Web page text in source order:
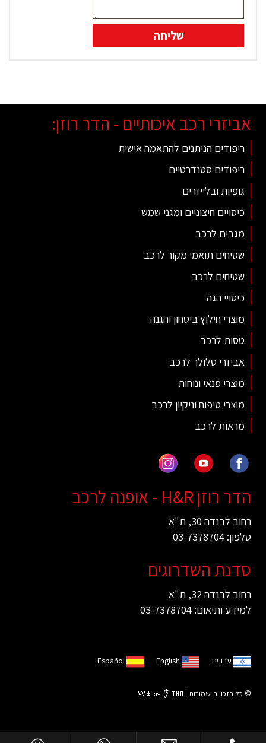
אביזרי רכב איכותיים - הדר רוזן:
ריפודים הניתנים להתאמה אישית
ריפודים סטנדרטיים
גופיות ובלייזרים
כיסויים חיצוניים ומגני שמש
מגבים לרכב
שטיחים תואמי מקור לרכב
שטיחים לרכב
כיסויי הגה
מוצרי חילוץ ביטחון והגנה
טסות לרכב
אביזרי סלולר לרכב
מוצרי פנאי ונוחות
מוצרי טיפוח וניקיון לרכב
מראות לרכב
הדר רוזן H&R - אופנה לרכב
רחוב לבנדה 30, ת"א
טלפון: 03-7378704
סדנת השדרוגים
רחוב לבנדה 32, ת"א
למידע ותיאום: 03-7378704
עברית
© כל הזכויות שמורות |